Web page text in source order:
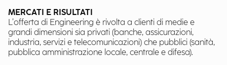
MERCATI E RISULTATI
L’offerta di Engineering è rivolta a clienti di medie e
grandi dimensioni sia privati (banche, assicurazioni,
industria, servizi e telecomunicazioni) che pubblici (sanità,
pubblica amministrazione locale, centrale e difesa).